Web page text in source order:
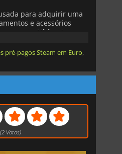
para adquirir uma
e acessórios
para seu Ultimate
são a maneira
suas chances de
do jogo, conexão à
pré-pagos Steam em Euro,
(2 Votos)